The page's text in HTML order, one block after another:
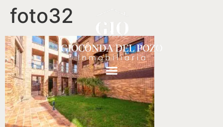
foto32